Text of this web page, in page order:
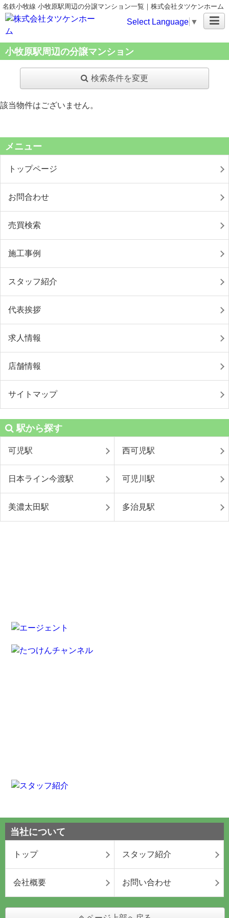
名鉄小牧線 小牧原駅周辺の分譲マンション一覧｜株式会社タツケンホーム
Select Language ▼
小牧原駅周辺の分譲マンション
検索条件を変更
該当物件はございません。
メニュー
トップページ
お問合わせ
売買検索
施工事例
スタッフ紹介
代表挨拶
求人情報
店舗情報
サイトマップ
駅から探す
可児駅 西可児駅
日本ライン今渡駅 可児川駅
美濃太田駅 多治見駅
当社について
トップ スタッフ紹介
会社概要 お問い合わせ